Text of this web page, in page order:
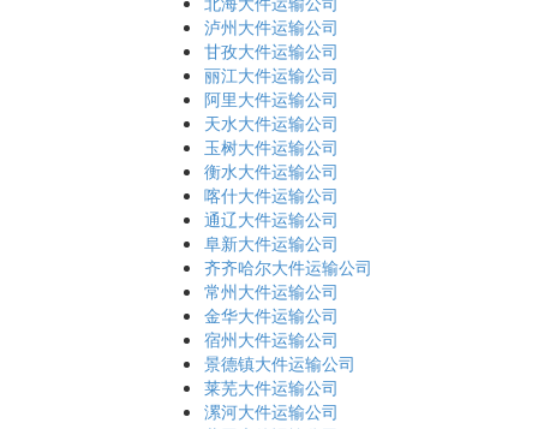
泸州大件运输公司
甘孜大件运输公司
丽江大件运输公司
阿里大件运输公司
天水大件运输公司
玉树大件运输公司
衡水大件运输公司
喀什大件运输公司
通辽大件运输公司
阜新大件运输公司
齐齐哈尔大件运输公司
常州大件运输公司
金华大件运输公司
宿州大件运输公司
景德镇大件运输公司
莱芜大件运输公司
漯河大件运输公司